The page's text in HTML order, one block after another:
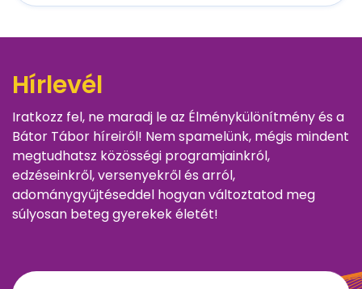
Hírlevél
Iratkozz fel, ne maradj le az Élménykülönítmény és a
Bátor Tábor híreiről! Nem spamelünk, mégis mindent
megtudhatsz közösségi programjainkról,
edzéseinkről, versenyekről és arról,
adománygyűjtéseddel hogyan változtatod meg
súlyosan beteg gyerekek életét!